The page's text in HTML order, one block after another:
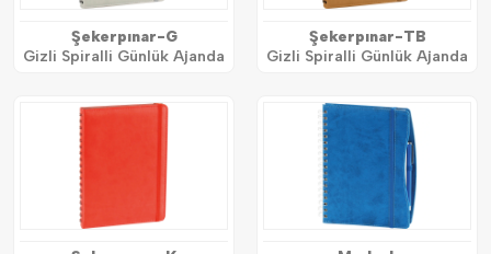
Şekerpınar-G
Gizli Spiralli Günlük Ajanda
Şekerpınar-TB
Gizli Spiralli Günlük Ajanda